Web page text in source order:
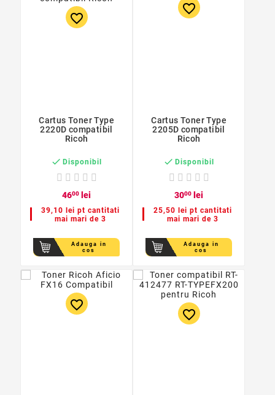
favorite_border
Cartus Toner Type
2220D compatibil
Ricoh
 Disponibil
4600 lei
39,10 lei pt cantitati
mai mari de 3
Adauga in
cos
favorite_border
Cartus Toner Type
2205D compatibil
Ricoh
 Disponibil
3000 lei
25,50 lei pt cantitati
mai mari de 3
Adauga in
cos
favorite_border
favorite_border